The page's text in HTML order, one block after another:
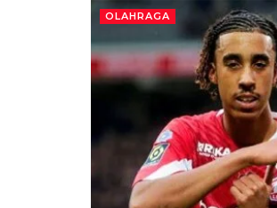
OLAHRAGA